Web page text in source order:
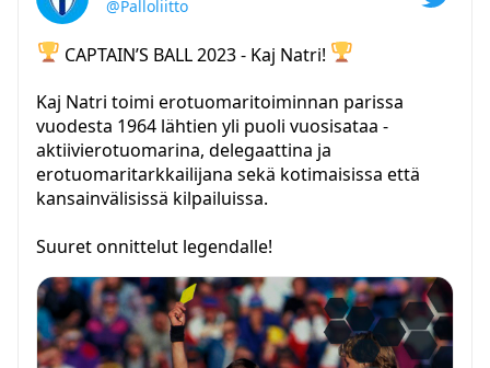
@Palloliitto
CAPTAIN’S BALL 2023 - Kaj Natri!
Kaj Natri toimi erotuomaritoiminnan parissa
vuodesta 1964 lähtien yli puoli vuosisataa -
aktiivierotuomarina, delegaattina ja
erotuomaritarkkailijana sekä kotimaisissa että
kansainvälisissä kilpailuissa.
Suuret onnittelut legendalle!